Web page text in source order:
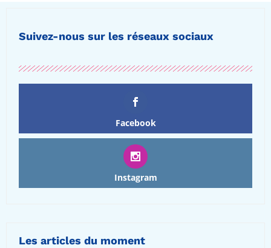
Suivez-nous sur les réseaux sociaux
Facebook
Instagram
Les articles du moment